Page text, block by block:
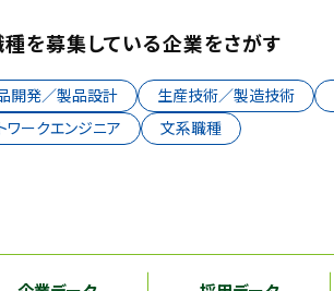
を募集している企業をさがす
開発／製品設計 生産技術／製造技術
ワークエンジニア 文系職種